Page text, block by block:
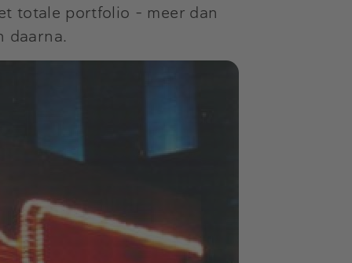
totale portfolio – meer dan
daarna.